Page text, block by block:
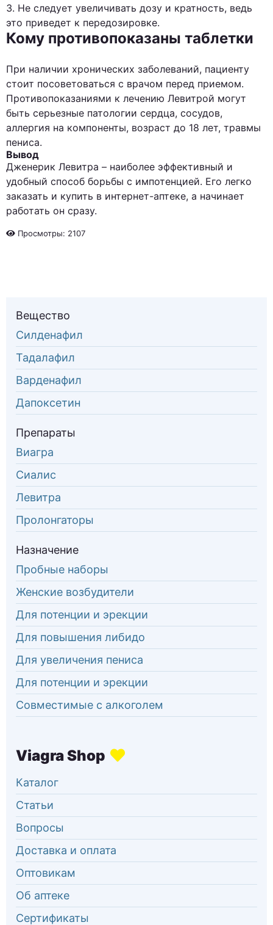
Не следует увеличивать дозу и кратность, ведь
это приведет к передозировке.
Кому противопоказаны таблетки
При наличии хронических заболеваний, пациенту
стоит посоветоваться с врачом перед приемом.
Противопоказаниями к лечению Левитрой могут
быть серьезные патологии сердца, сосудов,
аллергия на компоненты, возраст до 18 лет, травмы
пениса.
Вывод
Дженерик Левитра – наиболее эффективный и
удобный способ борьбы с импотенцией. Его легко
заказать и купить в интернет-аптеке, а начинает
работать он сразу.
Просмотры: 2107
Вещество
Силденафил
Тадалафил
Варденафил
Дапоксетин
Препараты
Виагра
Сиалис
Левитра
Пролонгаторы
Назначение
Пробные наборы
Женские возбудители
Для потенции и эрекции
Для повышения либидо
Для увеличения пениса
Для потенции и эрекции
Совместимые с алкоголем
Каталог
Статьи
Вопросы
Доставка и оплата
Оптовикам
Об аптеке
Сертификаты